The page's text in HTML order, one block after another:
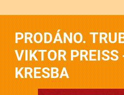
PRODÁNO.
VIKTOR
KRESBA